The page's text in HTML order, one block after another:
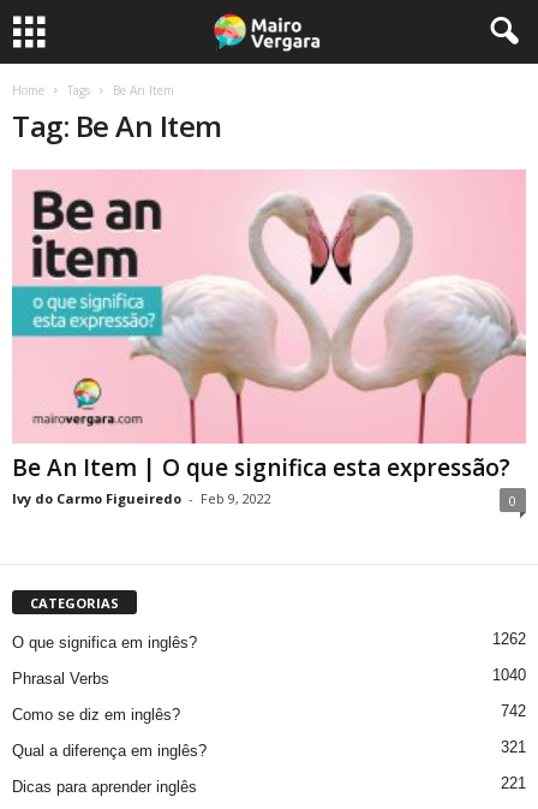
Home Tags Be An Item
Tag: Be An Item
Be An Item | O que significa esta expressão?
Ivy do Carmo Figueiredo - Feb 9, 2022 0
CATEGORIAS
O que significa em inglês? 1262
Phrasal Verbs 1040
Como se diz em inglês? 742
Qual a diferença em inglês? 321
Dicas para aprender inglês 221